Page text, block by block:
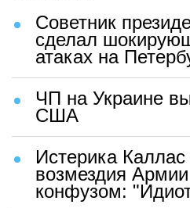
Советник
сделал
атаках на
ЧП на Украине
США
Истерика Каллас
возмездия
конфузом: